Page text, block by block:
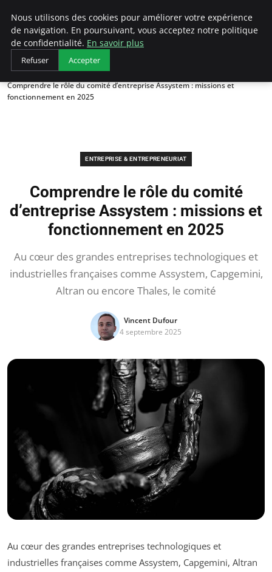
LECFCM
Accueil
Entreprise & Entrepreneuriat
Comprendre le rôle du comité d’entreprise Assystem : missions et
fonctionnement en 2025
ENTREPRISE & ENTREPRENEURIAT
Comprendre le rôle du comité
d’entreprise Assystem : missions et
fonctionnement en 2025
Au cœur des grandes entreprises technologiques et
industrielles françaises comme Assystem, Capgemini,
Altran ou encore Thales, le comité
Vincent Dufour
4 septembre 2025
Au cœur des grandes entreprises technologiques et
industrielles françaises comme Assystem, Capgemini, Altran
Nous utilisons des cookies pour améliorer votre expérience
de navigation. En poursuivant, vous acceptez notre politique
de confidentialité. En savoir plus
Refuser Accepter